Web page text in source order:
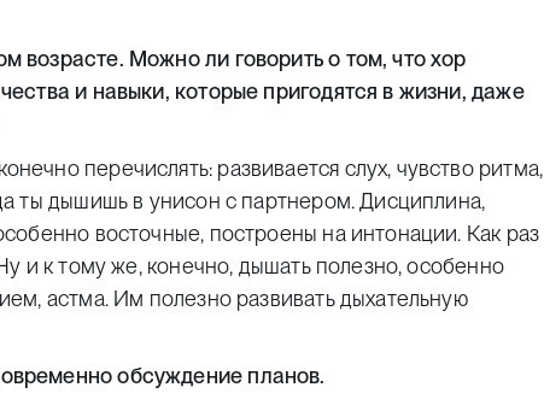
возрасте. Можно ли говорить о том, что хор
и навыки, которые пригодятся в жизни, даже
перечислять: развивается слух, чувство ритма,
ты дышишь в унисон с партнером. Дисциплина,
восточные, построены на интонации. Как раз
и к тому же, конечно, дышать полезно, особенно
астма. Им полезно развивать дыхательную
обсуждение планов.